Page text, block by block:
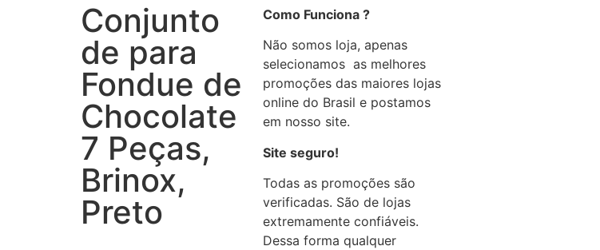
Conjunto
de para
Fondue de
Chocolate
7 Peças,
Brinox,
Preto
Como Funciona ?
Não somos loja, apenas
selecionamos as melhores
promoções das maiores lojas
online do Brasil e postamos
em nosso site.
Site seguro!
Todas as promoções são
verificadas. São de lojas
extremamente confiáveis.
Dessa forma qualquer